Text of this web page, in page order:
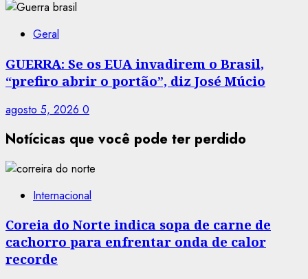
Geral
GUERRA: Se os EUA invadirem o Brasil,
“prefiro abrir o portão”, diz José Múcio
agosto 5, 2026 0
Notícicas que você pode ter perdido
Internacional
Coreia do Norte indica sopa de carne de
cachorro para enfrentar onda de calor
recorde